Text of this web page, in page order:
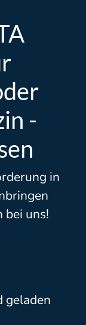
-
in
bei uns!
geladen